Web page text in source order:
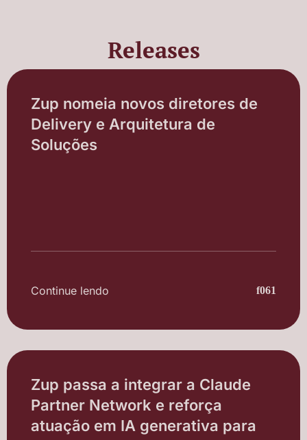
Releases
Zup nomeia novos diretores de
Delivery e Arquitetura de
Soluções
Continue lendo
Zup passa a integrar a Claude
Partner Network e reforça
atuação em IA generativa para